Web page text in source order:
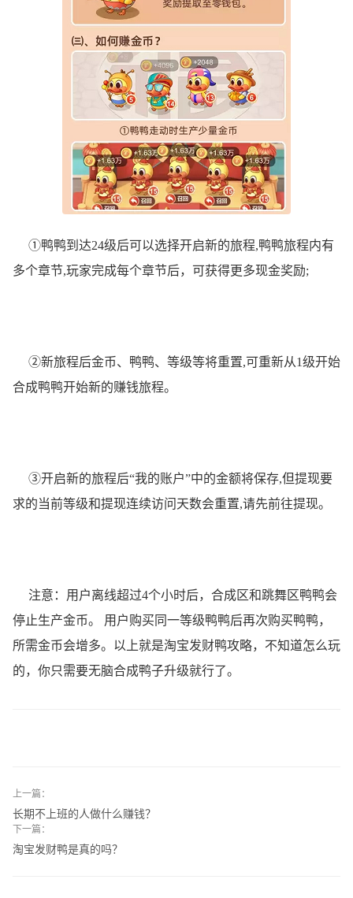
①鸭鸭到达24级后可以选择开启新的旅程,鸭鸭旅程内有
多个章节,玩家完成每个章节后，可获得更多现金奖励;
②新旅程后金币、鸭鸭、等级等将重置,可重新从1级开始
合成鸭鸭开始新的赚钱旅程。
③开启新的旅程后“我的账户”中的金额将保存,但提现要
求的当前等级和提现连续访问天数会重置,请先前往提现。
注意：用户离线超过4个小时后，合成区和跳舞区鸭鸭会
停止生产金币。 用户购买同一等级鸭鸭后再次购买鸭鸭，
所需金币会增多。以上就是淘宝发财鸭攻略，不知道怎么玩
的，你只需要无脑合成鸭子升级就行了。
上一篇：
长期不上班的人做什么赚钱？
下一篇：
淘宝发财鸭是真的吗？